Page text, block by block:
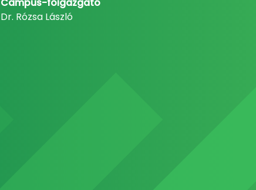
Dr. Rózsa László